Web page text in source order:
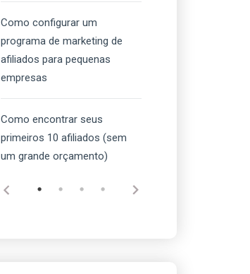
Como configurar um
programa de marketing de
afiliados para pequenas
empresas
Como encontrar seus
primeiros 10 afiliados (sem
um grande orçamento)